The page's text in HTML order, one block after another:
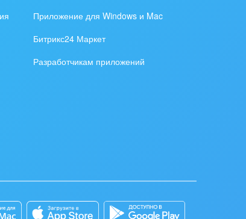
Приложение для Windows и Mac
Битрикс24 Маркет
Разработчикам приложений